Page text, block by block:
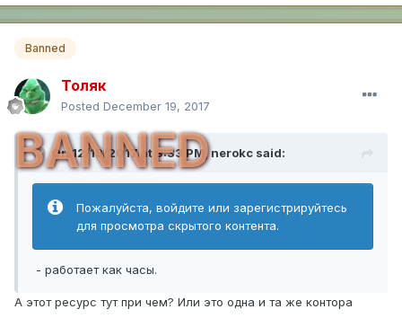
Banned
Толяк
Posted December 19, 2017
BANNED
On 12/19/2017 at 3:33 PM, nerokc said:
Пожалуйста, войдите или зарегистрируйтесь
для просмотра скрытого контента.
- работает как часы.
А этот ресурс тут при чем? Или это одна и та же контора